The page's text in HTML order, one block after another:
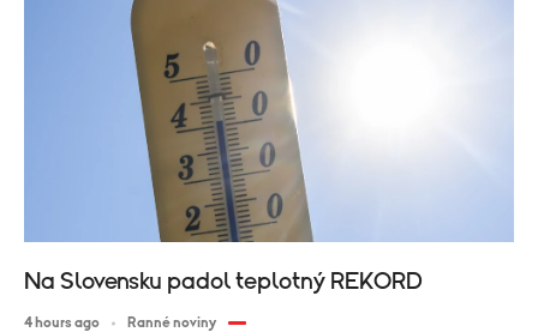
Na Slovensku padol teplotný REKORD
4 hours ago Ranné noviny